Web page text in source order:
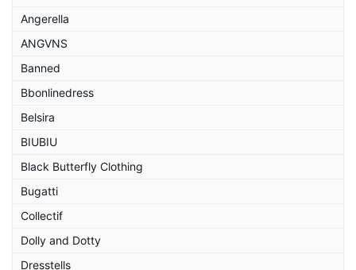
Angerella
ANGVNS
Banned
Bbonlinedress
Belsira
BIUBIU
Black Butterfly Clothing
Bugatti
Collectif
Dolly and Dotty
Dresstells